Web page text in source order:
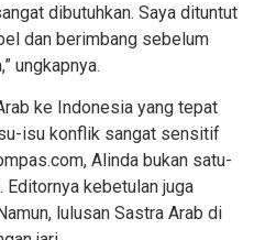
dibutuhkan. Saya dituntut
dan berimbang sebelum
ungkapnya.
ke Indonesia yang tepat
isu konflik sangat sensitif
Alinda bukan satu-
Editornya kebetulan juga
lulusan Sastra Arab di